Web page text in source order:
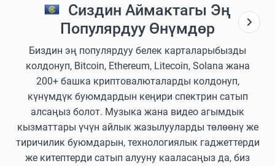
Сиздин Аймактагы Эң
Популярдуу Өнүмдөр
Биздин эң популярдуу белек карталарыбызды
колдонуп, Bitcoin, Ethereum, Litecoin, Solana жана
200+ башка криптовалюталарды колдонуп,
күнүмдүк буюмдардын кеңири спектрин сатып
алсаңыз болот. Музыка жана видео агымдык
кызматтары үчүн айлык жазылууларды төлөөнү же
тиричилик буюмдарын, технологиялык гаджеттерди
же китептерди сатып алууну кааласаңыз да, биз